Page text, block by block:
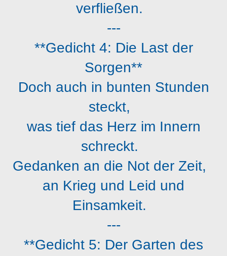
verfließen.
---
**Gedicht 4: Die Last der
Sorgen**
Doch auch in bunten Stunden
steckt,
was tief das Herz im Innern
schreckt.
Gedanken an die Not der Zeit,
an Krieg und Leid und
Einsamkeit.
---
**Gedicht 5: Der Garten des